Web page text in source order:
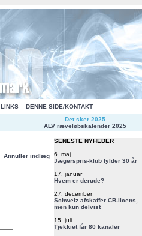
LINKS
DENNE SIDE/KONTAKT
Det sker 2025
ALV ræveløbskalender 2025
Annuller indlæg
SENESTE NYHEDER
6. maj
Jægerspris-klub fylder 30 år
17. januar
Hvem er derude?
27. december
Schweiz afskaffer CB-licens,
men kun delvist
15. juli
Tjekkiet får 80 kanaler